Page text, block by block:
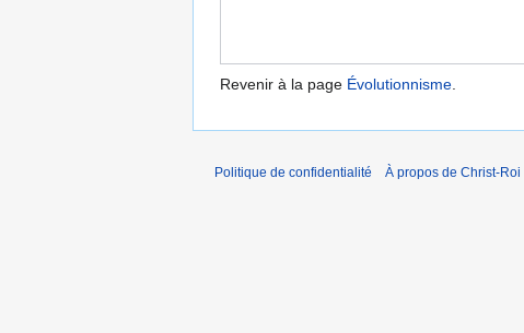
Revenir à la page Évolutionnisme.
Politique de confidentialité À propos de Christ-Roi